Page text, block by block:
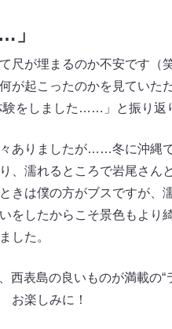
」
尺が埋まるのか不安です（
起こったのかを見ていた
験をしました……」と振り返
ありましたが……冬に沖縄
濡れるところで岩尾さん
きは僕の方がブスですが
をしたからこそ景色もより
した。
表島の良いものが満載の“
楽しみに！